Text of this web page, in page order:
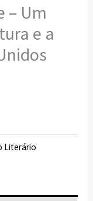
– Um
e a
Literário